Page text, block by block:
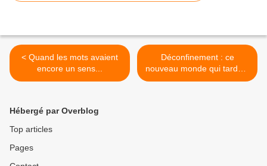
< Quand les mots avaient
encore un sens...
Déconfinement : ce
nouveau monde qui tarde à
apparaître >
Hébergé par Overblog
Top articles
Pages